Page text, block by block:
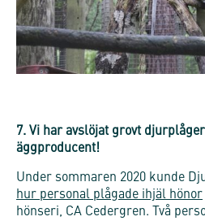
7. Vi har avslöjat grovt
äggproducent!
Under sommaren 2020 kunde
hur personal plågade ihjäl hönor
hönseri, CA Cedergren. Två